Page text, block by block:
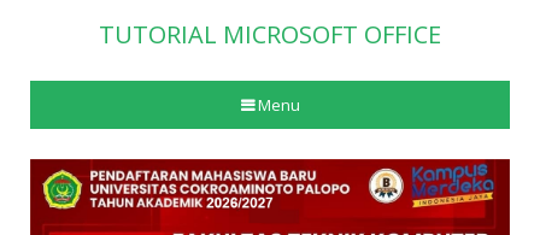
TUTORIAL MICROSOFT OFFICE
Menu